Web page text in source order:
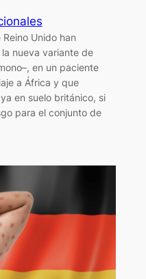
Unido han
nueva variante de
en un paciente
a África y que
en suelo británico, si
para el conjunto de